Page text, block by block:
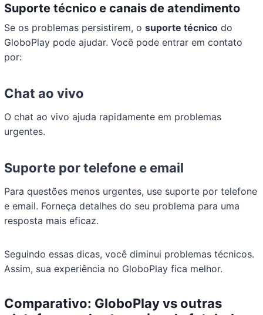
Suporte técnico e canais de atendimento
Se os problemas persistirem, osuporte técnico do
GloboPlay pode ajudar. Você pode entrar em contato
por:
Chat ao vivo
O chat ao vivo ajuda rapidamente em problemas
urgentes.
Suporte por telefone e email
Para questões menos urgentes, use suporte por telefone
e email. Forneça detalhes do seu problema para uma
resposta mais eficaz.
Seguindo essas dicas, você diminui problemas técnicos.
Assim, sua experiência no GloboPlay fica melhor.
Comparativo: GloboPlay vs outras